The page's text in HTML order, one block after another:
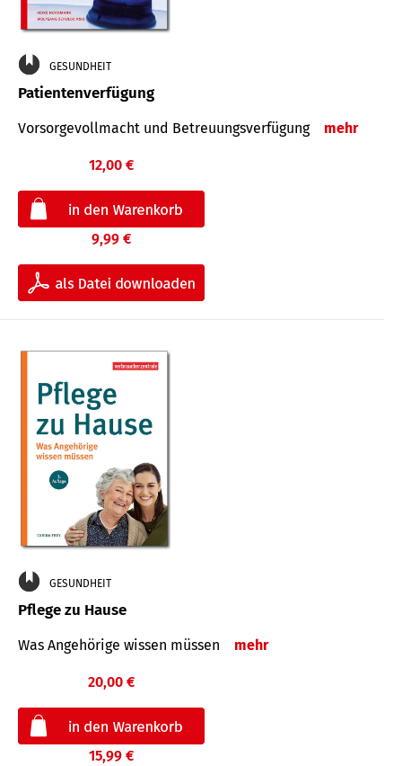
GESUNDHEIT
Patientenverfügung
Vorsorgevollmacht und Betreuungsverfügung mehr
12,00 €
9,99 €
GESUNDHEIT
Pflege zu Hause
Was Angehörige wissen müssen mehr
20,00 €
15,99 €